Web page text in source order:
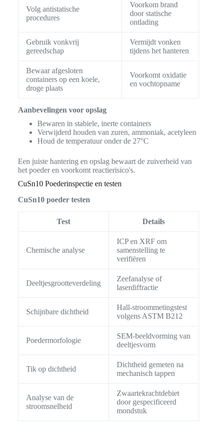
Volg antistatische
procedures
Voorkom brand
door statische
ontlading
Gebruik vonkvrij
gereedschap
Vermijdt vonken
tijdens het hanteren
Bewaar afgesloten
containers op een koele,
droge plaats
Voorkomt oxidatie
en vochtopname
Aanbevelingen voor opslag
Bewaren in stabiele, inerte containers
Verwijderd houden van zuren, ammoniak, acetyleen
Houd de temperatuur onder de 27°C
Een juiste hantering en opslag bewaart de zuiverheid van
het poeder en voorkomt reactierisico's.
CuSn10 Poederinspectie en testen
CuSn10 poeder testen
Test Details
Chemische analyse
ICP en XRF om
samenstelling te
verifiëren
Deeltjesgrootteverdeling
Zeefanalyse of
laserdiffractie
Schijnbare dichtheid
Hall-stroommetingstest
volgens ASTM B212
Poedermorfologie
SEM-beeldvorming van
deeltjesvorm
Tik op dichtheid
Dichtheid gemeten na
mechanisch tappen
Analyse van de
stroomsnelheid
Zwaartekrachtdebiet
door gespecificeerd
mondstuk